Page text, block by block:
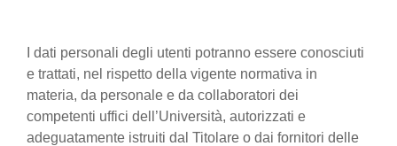
I dati personali degli utenti potranno essere conosciuti
e trattati, nel rispetto della vigente normativa in
materia, da personale e da collaboratori dei
competenti uffici dell’Università, autorizzati e
adeguatamente istruiti dal Titolare o dai fornitori delle